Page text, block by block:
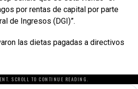
por rentas de capital por parte
de Ingresos (DGI)”.
las dietas pagadas a directivos
SCROLL TO CONTINUE READING.